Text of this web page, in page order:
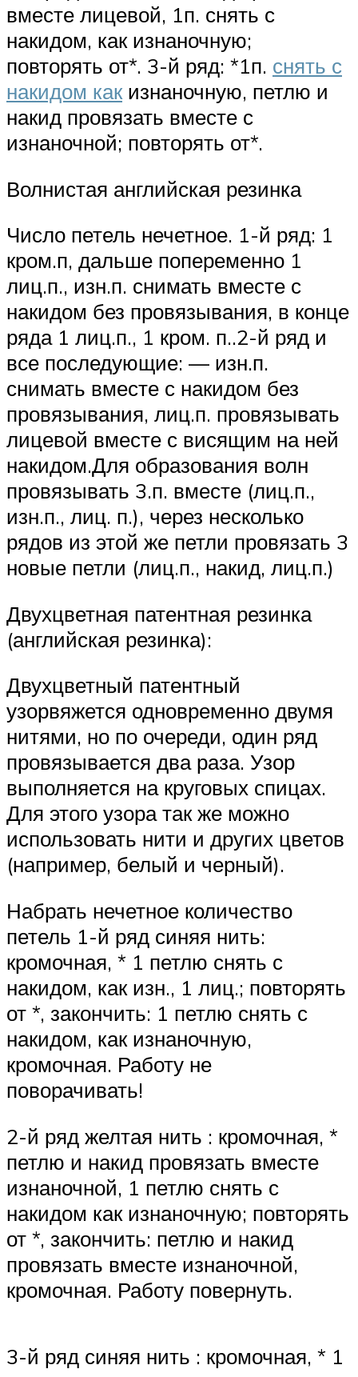
вместе лицевой, 1п. снять с
накидом, как изнаночную;
повторять от*. 3-й ряд: *1п. снять с
накидом как изнаночную, петлю и
накид провязать вместе с
изнаночной; повторять от*.
Волнистая английская резинка
Число петель нечетное. 1-й ряд: 1
кром.п, дальше попеременно 1
лиц.п., изн.п. снимать вместе с
накидом без провязывания, в конце
ряда 1 лиц.п., 1 кром. п..2-й ряд и
все последующие: — изн.п.
снимать вместе с накидом без
провязывания, лиц.п. провязывать
лицевой вместе с висящим на ней
накидом.Для образования волн
провязывать 3.п. вместе (лиц.п.,
изн.п., лиц. п.), через несколько
рядов из этой же петли провязать 3
новые петли (лиц.п., накид, лиц.п.)
Двухцветная патентная резинка
(английская резинка):
Двухцветный патентный
узорвяжется одновременно двумя
нитями, но по очереди, один ряд
провязывается два раза. Узор
выполняется на круговых спицах.
Для этого узора так же можно
использовать нити и других цветов
(например, белый и черный).
Набрать нечетное количество
петель 1-й ряд синяя нить:
кромочная, * 1 петлю снять с
накидом, как изн., 1 лиц.; повторять
от *, закончить: 1 петлю снять с
накидом, как изнаночную,
кромочная. Работу не
поворачивать!
2-й ряд желтая нить : кромочная, *
петлю и накид провязать вместе
изнаночной, 1 петлю снять с
накидом как изнаночную; повторять
от *, закончить: петлю и накид
провязать вместе изнаночной,
кромочная. Работу повернуть.
3-й ряд синяя нить : кромочная, * 1